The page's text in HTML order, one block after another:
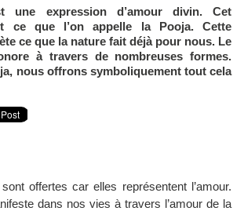
une expression d’amour divin. Cet
ce que l’on appelle la Pooja. Cette
ce que la nature fait déjà pour nous. Le
à travers de nombreuses formes.
nous offrons symboliquement tout cela
offertes car elles représentent l’amour.
dans nos vies à travers l’amour de la